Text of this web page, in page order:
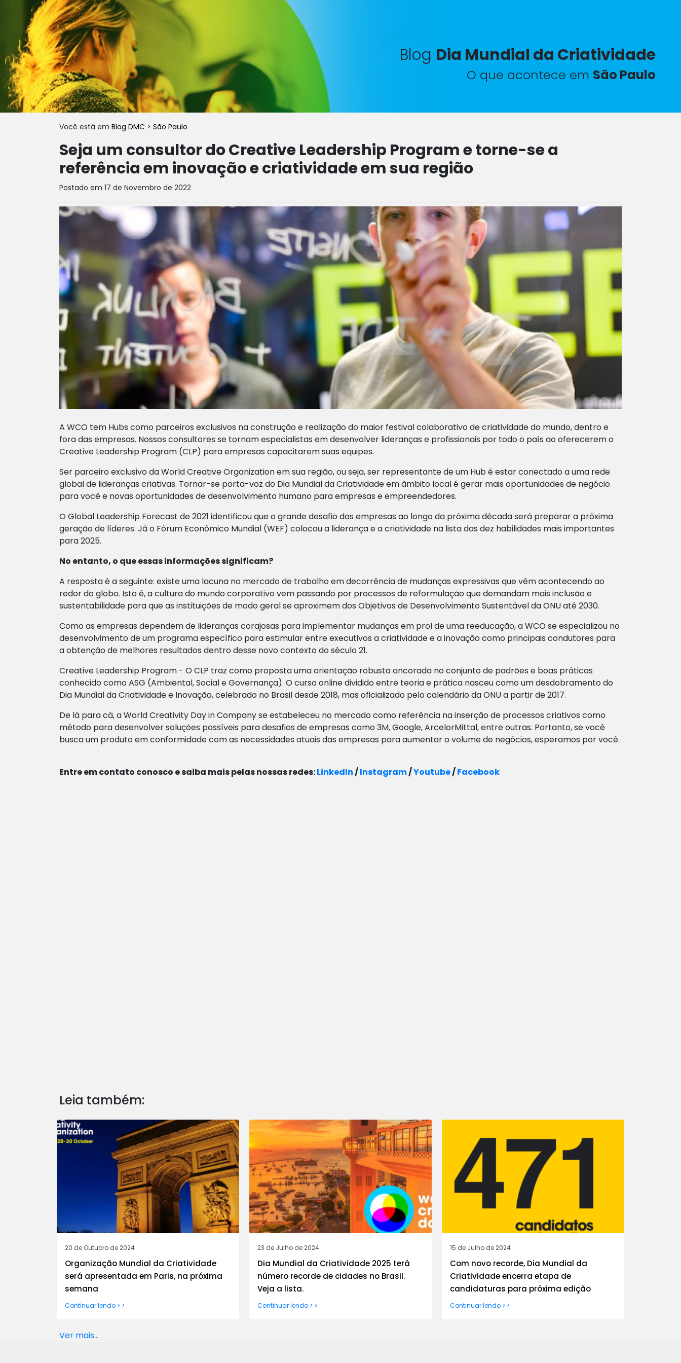
Blog Dia Mundial da Criatividade
O que acontece em São Paulo
Você está em Blog DMC > São Paulo
Seja um consultor do Creative Leadership Program e torne-se a
referência em inovação e criatividade em sua região
Postado em 17 de Novembro de 2022
A WCO tem Hubs como parceiros exclusivos na construção e realização do maior festival colaborativo de criatividade do mundo, dentro e
fora das empresas. Nossos consultores se tornam especialistas em desenvolver lideranças e profissionais por todo o país ao oferecerem o
Creative Leadership Program (CLP) para empresas capacitarem suas equipes.
Ser parceiro exclusivo da World Creative Organization em sua região, ou seja, ser representante de um Hub é estar conectado a uma rede
global de lideranças criativas. Tornar-se porta-voz do Dia Mundial da Criatividade em âmbito local é gerar mais oportunidades de negócio
para você e novas oportunidades de desenvolvimento humano para empresas e empreendedores.
O Global Leadership Forecast de 2021 identificou que o grande desafio das empresas ao longo da próxima década será preparar a próxima
geração de líderes. Já o Fórum Econômico Mundial (WEF) colocou a liderança e a criatividade na lista das dez habilidades mais importantes
para 2025.
No entanto, o que essas informações significam?
A resposta é a seguinte: existe uma lacuna no mercado de trabalho em decorrência de mudanças expressivas que vêm acontecendo ao
redor do globo. Isto é, a cultura do mundo corporativo vem passando por processos de reformulação que demandam mais inclusão e
sustentabilidade para que as instituições de modo geral se aproximem dos Objetivos de Desenvolvimento Sustentável da ONU até 2030.
Como as empresas dependem de lideranças corajosas para implementar mudanças em prol de uma reeducação, a WCO se especializou no
desenvolvimento de um programa específico para estimular entre executivos a criatividade e a inovação como principais condutores para
a obtenção de melhores resultados dentro desse novo contexto do século 21.
Creative Leadership Program - O CLP traz como proposta uma orientação robusta ancorada no conjunto de padrões e boas práticas
conhecido como ASG (Ambiental, Social e Governança). O curso online dividido entre teoria e prática nasceu como um desdobramento do
Dia Mundial da Criatividade e Inovação, celebrado no Brasil desde 2018, mas oficializado pelo calendário da ONU a partir de 2017.
De lá para cá, a World Creativity Day in Company se estabeleceu no mercado como referência na inserção de processos criativos como
método para desenvolver soluções possíveis para desafios de empresas como 3M, Google, ArcelorMittal, entre outras. Portanto, se você
busca um produto em conformidade com as necessidades atuais das empresas para aumentar o volume de negócios, esperamos por você.
Entre em contato conosco e saiba mais pelas nossas redes:LinkedIn/Instagram/Youtube/Facebook
Leia também:
20 de Outubro de 2024
Organização Mundial da Criatividade
será apresentada em Paris, na próxima
semana
Continuar lendo > >
23 de Julho de 2024
Dia Mundial da Criatividade 2025 terá
número recorde de cidades no Brasil.
Veja a lista.
Continuar lendo > >
15 de Julho de 2024
Com novo recorde, Dia Mundial da
Criatividade encerra etapa de
candidaturas para próxima edição
Continuar lendo > >
Ver mais...